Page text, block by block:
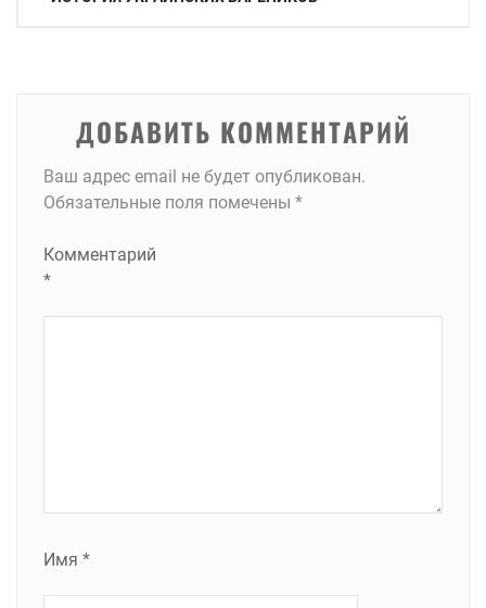
ДОБАВИТЬ КОММЕНТАРИЙ
Ваш адрес email не будет опубликован.
Обязательные поля помечены *
Комментарий
*
Имя *